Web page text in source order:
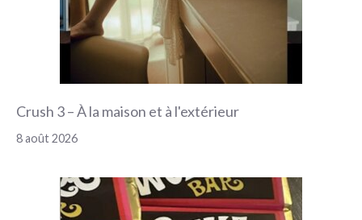
Crush 3 – À la maison et à l'extérieur
8 août 2026